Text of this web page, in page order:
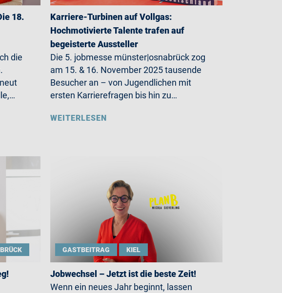
18.
die
Karriere-Turbinen auf Vollgas:
Hochmotivierte Talente trafen auf
begeisterte Aussteller
Die 5. jobmesse münster|osnabrück zog
am 15. & 16. November 2025 tausende
Besucher an – von Jugendlichen mit
ersten Karrierefragen bis hin zu…
WEITERLESEN
GASTBEITRAG KIEL
Jobwechsel – Jetzt ist die beste Zeit!
Wenn ein neues Jahr beginnt, lassen